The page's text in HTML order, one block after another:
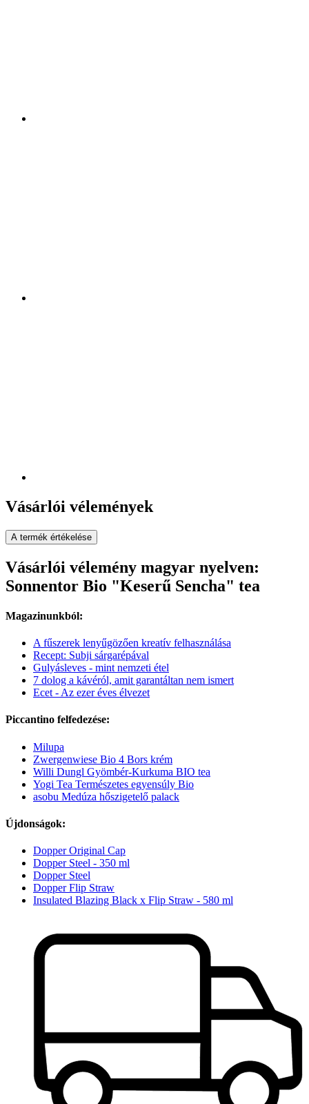
Vásárlói vélemények
A termék értékelése
Vásárlói vélemény magyar nyelven:
Sonnentor Bio "Keserű Sencha" tea
Magazinunkból:
A fűszerek lenyűgözően kreatív felhasználása
Recept: Subji sárgarépával
Gulyásleves - mint nemzeti étel
7 dolog a kávéról, amit garantáltan nem ismert
Ecet - Az ezer éves élvezet
Piccantino felfedezése:
Milupa
Zwergenwiese Bio 4 Bors krém
Willi Dungl Gyömbér-Kurkuma BIO tea
Yogi Tea Természetes egyensúly Bio
asobu Medúza hőszigetelő palack
Újdonságok:
Dopper Original Cap
Dopper Steel - 350 ml
Dopper Steel
Dopper Flip Straw
Insulated Blazing Black x Flip Straw - 580 ml